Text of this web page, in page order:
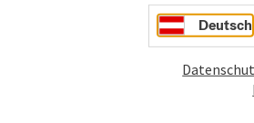
Deutsch